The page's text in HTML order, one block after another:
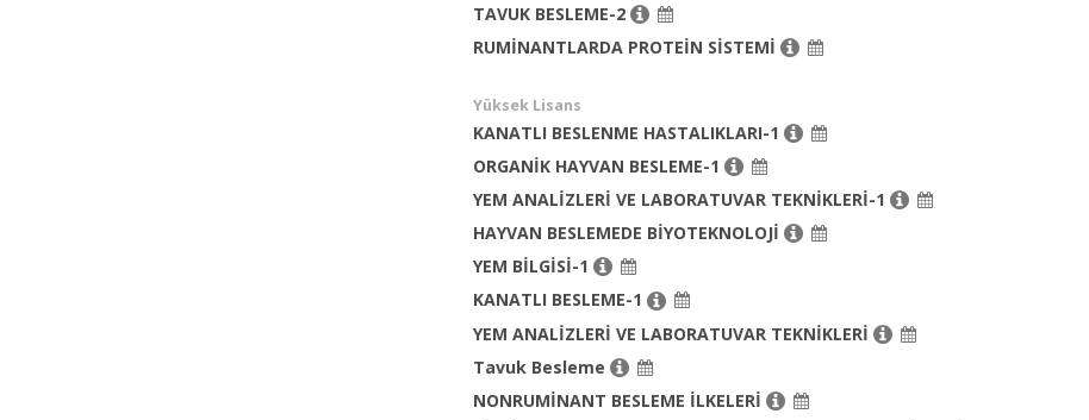
TAVUK BESLEME-2
RUMİNANTLARDA PROTEİN SİSTEMİ
Yüksek Lisans
KANATLI BESLENME HASTALIKLARI-1
ORGANİK HAYVAN BESLEME-1
YEM ANALİZLERİ VE LABORATUVAR TEKNİKLERİ-1
HAYVAN BESLEMEDE BİYOTEKNOLOJİ
YEM BİLGİSİ-1
KANATLI BESLEME-1
YEM ANALİZLERİ VE LABORATUVAR TEKNİKLERİ
Tavuk Besleme
NONRUMİNANT BESLEME İLKELERİ